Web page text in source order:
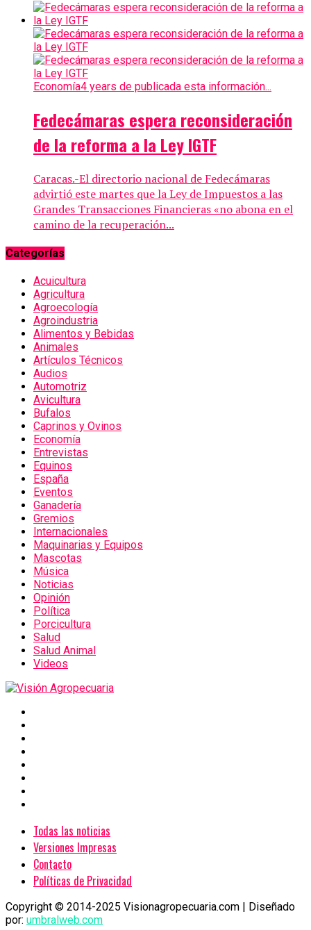
Economía4 years de publicada esta información...
Fedecámaras espera reconsideración
de la reforma a la Ley IGTF
Caracas.-El directorio nacional de Fedecámaras
advirtió este martes que la Ley de Impuestos a las
Grandes Transacciones Financieras «no abona en el
camino de la recuperación...
Categorías
Acuicultura
Agricultura
Agroecología
Agroindustria
Alimentos y Bebidas
Animales
Artículos Técnicos
Audios
Automotriz
Avicultura
Bufalos
Caprinos y Ovinos
Economía
Entrevistas
Equinos
España
Eventos
Ganadería
Gremios
Internacionales
Maquinarias y Equipos
Mascotas
Música
Noticias
Opinión
Política
Porcicultura
Salud
Salud Animal
Videos
Todas las noticias
Versiones Impresas
Contacto
Políticas de Privacidad
Copyright © 2014-2025 Visionagropecuaria.com | Diseñado
por: umbralweb.com